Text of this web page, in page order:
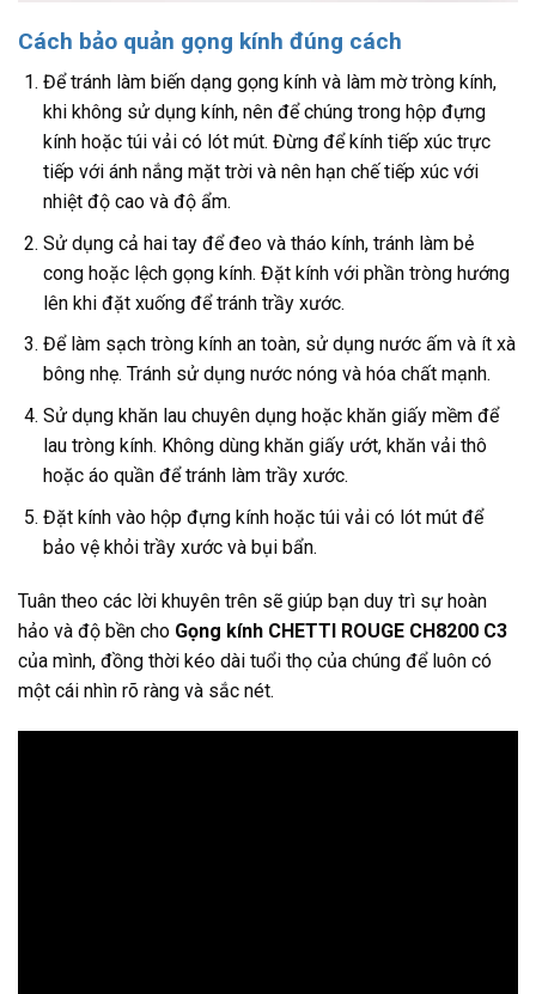
Cách bảo quản gọng kính đúng cách
Để tránh làm biến dạng gọng kính và làm mờ tròng kính,
khi không sử dụng kính, nên để chúng trong hộp đựng
kính hoặc túi vải có lót mút. Đừng để kính tiếp xúc trực
tiếp với ánh nắng mặt trời và nên hạn chế tiếp xúc với
nhiệt độ cao và độ ẩm.
Sử dụng cả hai tay để đeo và tháo kính, tránh làm bẻ
cong hoặc lệch gọng kính. Đặt kính với phần tròng hướng
lên khi đặt xuống để tránh trầy xước.
Để làm sạch tròng kính an toàn, sử dụng nước ấm và ít xà
bông nhẹ. Tránh sử dụng nước nóng và hóa chất mạnh.
Sử dụng khăn lau chuyên dụng hoặc khăn giấy mềm để
lau tròng kính. Không dùng khăn giấy ướt, khăn vải thô
hoặc áo quần để tránh làm trầy xước.
Đặt kính vào hộp đựng kính hoặc túi vải có lót mút để
bảo vệ khỏi trầy xước và bụi bẩn.
Tuân theo các lời khuyên trên sẽ giúp bạn duy trì sự hoàn
hảo và độ bền cho Gọng kính CHETTI ROUGE CH8200 C3
của mình, đồng thời kéo dài tuổi thọ của chúng để luôn có
một cái nhìn rõ ràng và sắc nét.